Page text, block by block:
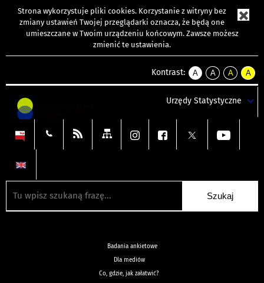
Strona wykorzystuje pliki cookies. Korzystanie z witryny bez
zmiany ustawień Twojej przeglądarki oznacza, że będą one
umieszczane w Twoim urządzeniu końcowym. Zawsze możesz
zmienić te ustawienia.
Kontrast:
A
kontrast
A
kontrast
tekst
czarnym
A
kontrast
tekst
czarnym
A
tekst
żółtym
Urzędy Statystyczne
Badania ankietowe
Dla mediów
Co, gdzie, jak załatwić?